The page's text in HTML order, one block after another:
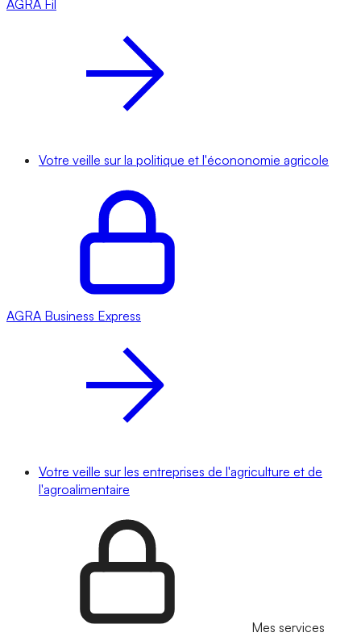
AGRA Fil
Votre veille sur la politique et l'écononomie agricole
AGRA Business Express
Votre veille sur les entreprises de l'agriculture et de
l'agroalimentaire
Mes services